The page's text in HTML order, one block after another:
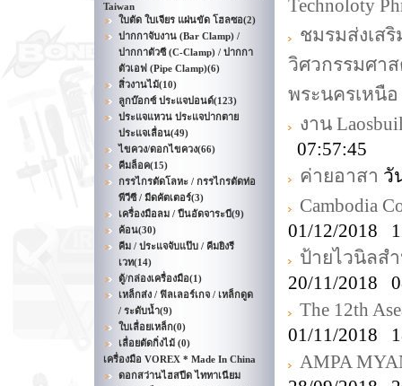
Taiwan
ใบตัด ใบเจียร แผ่นขัด โฮลซอ(2)
ปากกาจับงาน (Bar Clamp) /
ปากกาตัวซี (C-Clamp) / ปากกา
ตัวเอฟ (Pipe Clamp)(6)
สิ่วงานไม้(10)
ลูกบ๊อกซ์ ประแจปอนด์(123)
ประแจแหวน ประแจปากตาย
ประแจเลื่อน(49)
ไขควง/ดอกไขควง(66)
คีมล็อค(15)
กรรไกรตัดโลหะ / กรรไกรตัดท่อ
พีวีซี / มีดคัตเตอร์(3)
เครื่องมือลม / ปืนอัดจาระบี(9)
ค้อน(30)
คีม / ประแจจับแป๊บ / คีมยิงรี
เวท(14)
ตู้/กล่องเครื่องมือ(1)
เหล็กส่ง / ฟิลเลอร์เกจ / เหล็กดูด
/ ระดับน้ำ(9)
ใบเลื่อยเหล็ก(0)
เลื่อยตัดกิ่งไม้ (0)
เครื่องมือ VOREX * Made In China
ดอกสว่านไฮสปีด ไททาเนียม
Technoloty
ชมรมส่งเส
วิศวกรรมศา
พระนครเหนือ
งาน
07:57:45
ค่ายอาสา วั
Cambodia
01/12/2018
ป้ายไวนิลส
20/11/2018
The 12th
01/11/2018
AMPA